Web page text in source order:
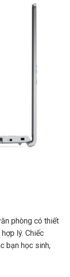
phòng có thiết
lý. Chiếc
bạn học sinh,